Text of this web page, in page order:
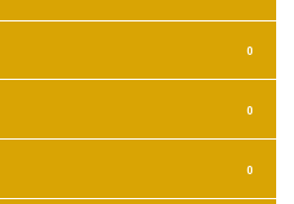
0
0
0